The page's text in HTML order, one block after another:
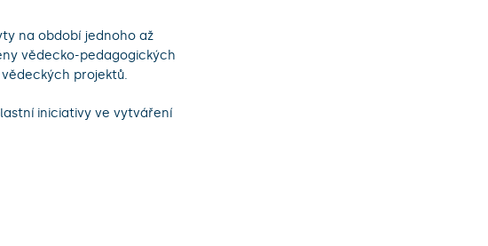
na období jednoho až
vědecko-pedagogických
projektů.
iniciativy ve vytváření